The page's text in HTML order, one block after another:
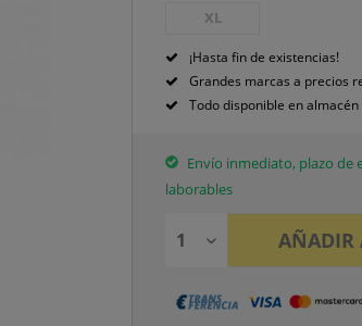
XL
¡Hasta fin de existencias!
Grandes marcas a precios
Todo disponible en almacén
Envío inmediato, plazo de
laborables
AÑADIR